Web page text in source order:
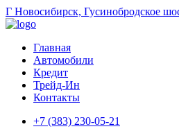
Г Новосибирск, Гусинобродское
Главная
Автомобили
Кредит
Трейд-Ин
Контакты
+7 (383) 230-05-21